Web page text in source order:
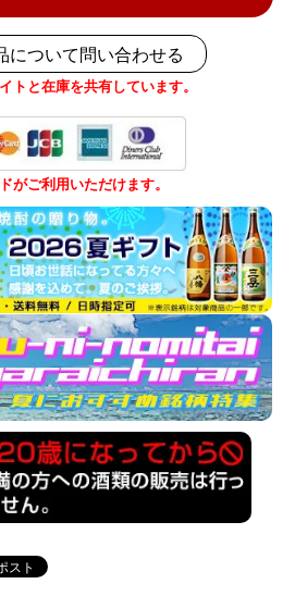
について問い合わせる
トと在庫を共有しています。
がご利用いただけます。